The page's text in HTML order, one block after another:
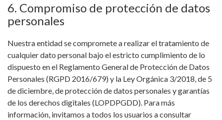
6. Compromiso de protección de datos
personales
Nuestra entidad se compromete a realizar el tratamiento de
cualquier dato personal bajo el estricto cumplimiento de lo
dispuesto en el Reglamento General de Protección de Datos
Personales (RGPD 2016/679) y la Ley Orgánica 3/2018, de 5
de diciembre, de protección de datos personales y garantías
de los derechos digitales (LOPDPGDD). Para más
información, invitamos a todos los usuarios a consultar